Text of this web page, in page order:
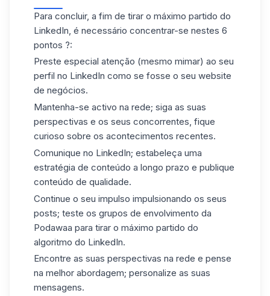
Para concluir, a fim de tirar o máximo partido do
LinkedIn, é necessário concentrar-se nestes 6
pontos ?:
Preste especial atenção (mesmo mimar) ao seu
perfil no LinkedIn como se fosse o seu website
de negócios.
Mantenha-se activo na rede; siga as suas
perspectivas e os seus concorrentes, fique
curioso sobre os acontecimentos recentes.
Comunique no LinkedIn; estabeleça uma
estratégia de conteúdo a longo prazo e publique
conteúdo de qualidade.
Continue o seu impulso impulsionando os seus
posts; teste os grupos de envolvimento da
Podawaa para tirar o máximo partido do
algoritmo do LinkedIn.
Encontre as suas perspectivas na rede e pense
na melhor abordagem; personalize as suas
mensagens.